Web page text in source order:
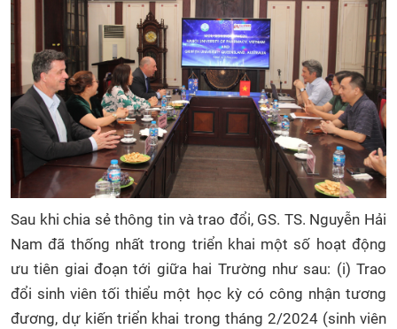
Sau khi chia sẻ thông tin và trao đổi, GS. TS. Nguyễn Hải
Nam đã thống nhất trong triển khai một số hoạt động
ưu tiên giai đoạn tới giữa hai Trường như sau: (i) Trao
đổi sinh viên tối thiểu một học kỳ có công nhận tương
đương, dự kiến triển khai trong tháng 2/2024 (sinh viên